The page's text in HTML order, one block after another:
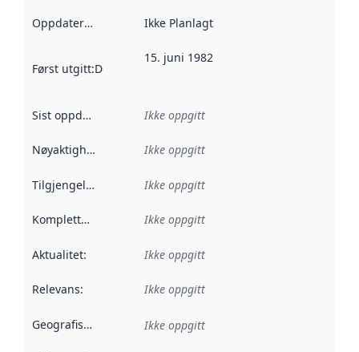
Oppdateringsfrekvens :
Ikke Planlagt
Først utgitt:Denne datoen sier når dataene i dette
15. juni 1982
Sist oppdatert Ikke oppgitt
Nøyaktighet Ikke oppgitt
Tilgjengelighet Ikke oppgitt
Kompletthet Ikke oppgitt
Aktualitet: Ikke oppgitt
Relevans: Ikke oppgitt
Geografisk avgrensning :
Ikke oppgitt